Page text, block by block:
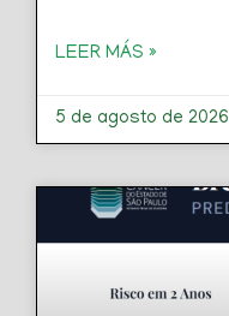
LEER MÁS »
5 de agosto de 2026